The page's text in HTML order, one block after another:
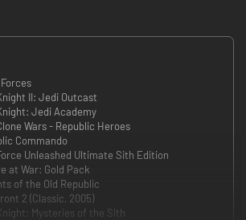
II: Jedi Outcast
Jedi Academy
Wars - Republic Heroes
Commando
Unleashed Ultimate Sith Edition
at War: Gold Pack
of the Old Republic
2 (Classic, 2005)
Mysteries of the Sith